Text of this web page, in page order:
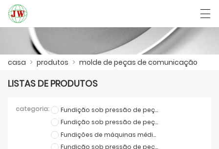
PRODUTOS
العربية Deutsch English
casa > produtos > molde de peças de comunicação
LISTAS DE PRODUTOS
categoria:
Fundição sob pressão de peças de móveis
Fundição sob pressão de peças de comunicação
Fundições de máquinas médicas
Fundição sob pressão de peças automotivas